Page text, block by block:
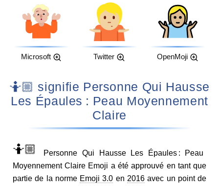
Microsoft Twitter OpenMoji
🤷🏼 signifie Personne Qui Hausse
Les Épaules : Peau Moyennement
Claire
🤷🏼
Personne Qui Hausse Les Épaules : Peau
Moyennement Claire Emoji a été approuvé en tant que
partie de la norme Emoji 3.0 en 2016avec un point de